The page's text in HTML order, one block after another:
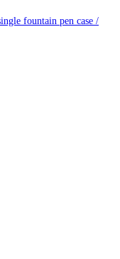
fountain pen case /